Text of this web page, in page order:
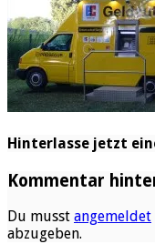
Hinterlasse jetzt
Kommentar
Du musst angemeldet
abzugeben.